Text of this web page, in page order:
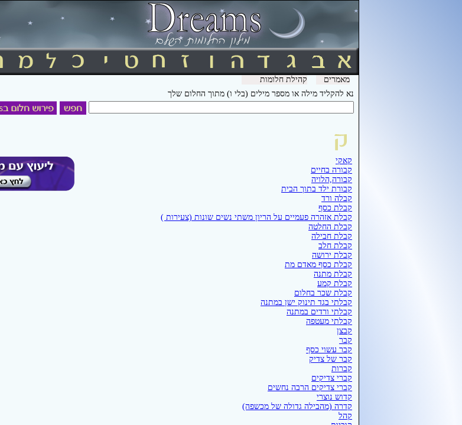
מאמרים
קהילת חלומות
נא להקליד מילה או מספר מילים (בלי ו) מתוך החלום שלך
קאקי
קבורה בחיים
קבורה,הלויה
קבורת ילד בתוך הבית
קבלה ורד
קבלת כסף
קבלת אזהרה פעמיים על הריון משתי נשים שונות (צעירות )
קבלת החלטה
קבלת חבילה
קבלת חלב
קבלת ירושה
קבלת כסף מאדם מת
קבלת מתנה
קבלת קמע
קבלת שכר בחלום
קבלתי בגד תינוק ישן במתנה
קבלתי ורדים במתנה
קבלתי מעטפה
קבצן
קבר
קבר עשוי כסף
קבר של צדיק
קברות
קברי צדיקים
קברי צדיקים הרבה נחשים
קדוש נוצרי
קדרה (מהבילה גדולה של מכשפה)
קהל